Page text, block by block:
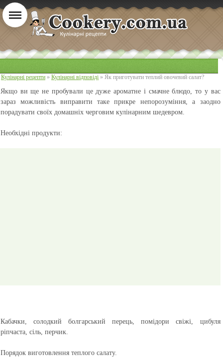
Кулінарні рецепти » Кулінарні відповіді » Як приготувати теплий овочевий салат?
Якщо ви ще не пробували це дуже ароматне і смачне блюдо, то у вас
зараз можливість виправити таке прикре непорозуміння, а заодно
порадувати своїх домашніх черговим кулінарним шедевром.
Необхідні продукти:
Кабачки, солодкий болгарський перець, помідори свіжі, цибуля
ріпчаста, сіль, перчик.
Порядок виготовлення теплого салату.